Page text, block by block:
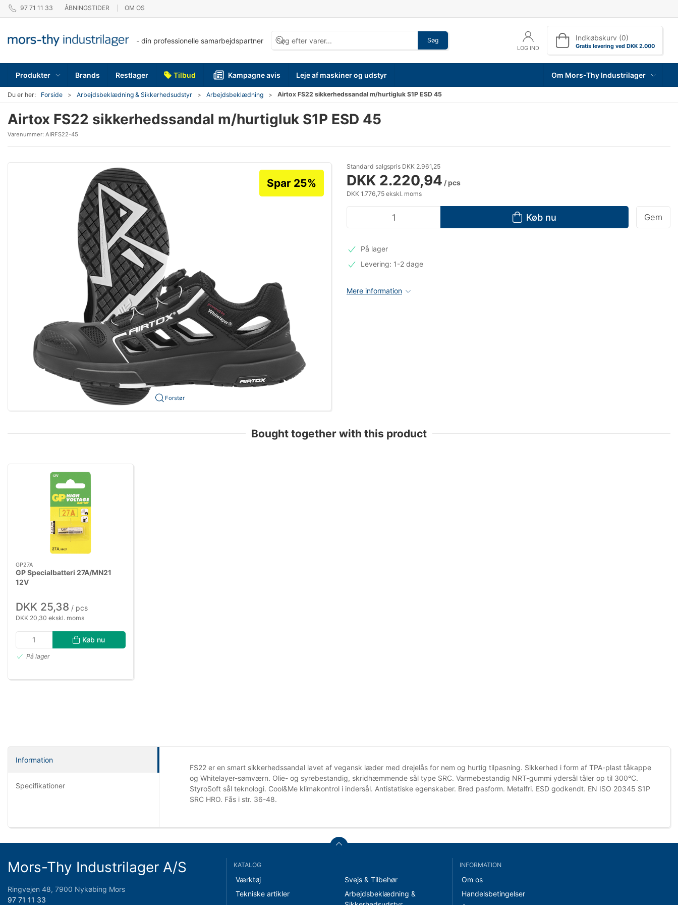
97 71 11 33 ÅBNINGSTIDER OM OS
- din professionelle samarbejdspartner Søg
LOG IND
Indkøbskurv (0)
Gratis levering ved DKK 2.000
Produkter Brands Restlager Tilbud Kampagne avis Leje af maskiner og udstyr Om Mors-Thy Industrilager
Du er her: Forside Arbejdsbeklædning & Sikkerhedsudstyr Arbejdsbeklædning Airtox FS22 sikkerhedssandal m/hurtigluk S1P ESD 45
Airtox FS22 sikkerhedssandal m/hurtigluk S1P ESD 45
Varenummer: AIRFS22-45
Forstør
Spar 25%
Standard salgspris DKK 2.961,25
DKK 2.220,94 / pcs
DKK 1.776,75 ekskl. moms
Køb nu Gem
På lager
Levering: 1-2 dage
Mere information
Bought together with this product
GP27A
GP Specialbatteri 27A/MN21
12V
DKK 25,38 / pcs
DKK 20,30 ekskl. moms
Køb nu
På lager
Information
Specifikationer
FS22 er en smart sikkerhedssandal lavet af vegansk læder med drejelås for nem og hurtig tilpasning. Sikkerhed i form af TPA-plast tåkappe
og Whitelayer-sømværn. Olie- og syrebestandig, skridhæmmende sål type SRC. Varmebestandig NRT-gummi ydersål tåler op til 300°C.
StyroSoft sål teknologi. Cool&Me klimakontrol i indersål. Antistatiske egenskaber. Bred pasform. Metalfri. ESD godkendt. EN ISO 20345 S1P
SRC HRO. Fås i str. 36-48.
Mors-Thy Industrilager A/S
Ringvejen 48, 7900 Nykøbing Mors
97 71 11 33
KATALOG
Værktøj
Tekniske artikler
Svejs & Tilbehør
Arbejdsbeklædning &
INFORMATION
Om os
Handelsbetingelser